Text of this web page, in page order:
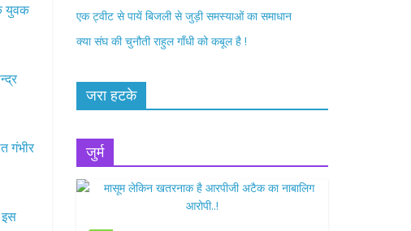
युवक
गंभीर
इस
एक ट्वीट से पायें बिजली से जुड़ी समस्याओं का समाधान
क्या संघ की चुनौती राहुल गाँधी को कबूल है !
जरा हटके
जुर्म